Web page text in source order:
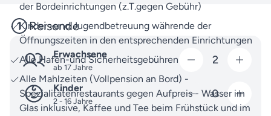
Ihre Traumreise verwirklichen.
der Bordeinrichtungen (z.T.gegen Gebühr)
Kinder -und Jugendbetreuung währende der
Öffnungszeiten in den entsprechenden Einrichtungen
Alle Hafen-und Sicherheitsgebühren
Alle Mahlzeiten (Vollpension an Bord) -
Spezialitätenrestaurants gegen Aufpreis - Wasser im
Glas inklusive, Kaffee und Tee beim Frühstück und im
Reisende
Erwachsene
ab 17 Jahre
2
Kinder
2 - 16 Jahre
0